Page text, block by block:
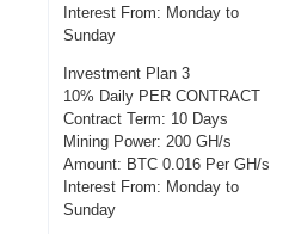
Interest From: Monday to
Sunday
Investment Plan 3
10% Daily PER CONTRACT
Contract Term: 10 Days
Mining Power: 200 GH/s
Amount: BTC 0.016 Per GH/s
Interest From: Monday to
Sunday